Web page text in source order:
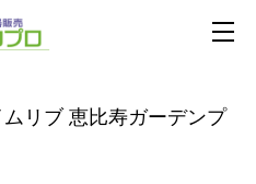
リブ 恵比寿ガーデンプ